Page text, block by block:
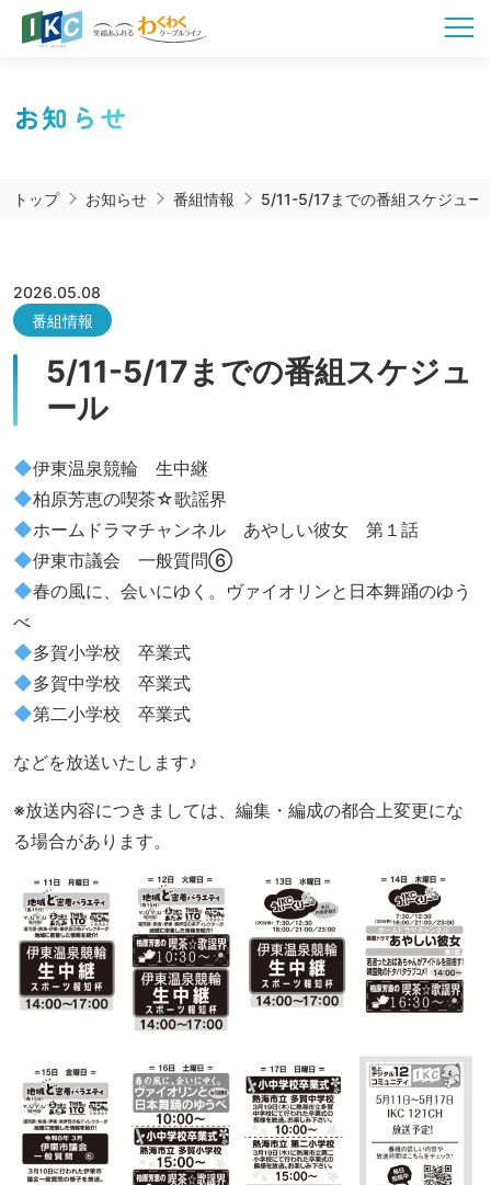
お知らせ
トップ お知らせ 番組情報 5/11-5/17までの番組スケジュー
2026.05.08
番組情報
5/11-5/17までの番組スケジュ
ール
伊東温泉競輪 生中継
柏原芳恵の喫茶☆歌謡界
ホームドラマチャンネル あやしい彼女 第１話
伊東市議会 一般質問⑥
春の風に、会いにゆく。ヴァイオリンと日本舞踊のゆう
べ
多賀小学校 卒業式
多賀中学校 卒業式
第二小学校 卒業式
などを放送いたします♪
※放送内容につきましては、編集・編成の都合上変更にな
る場合があります。